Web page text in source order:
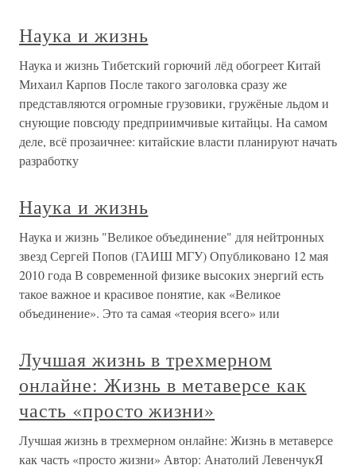
Наука и жизнь
Наука и жизнь Тибетский горючий лёд обогреет Китай
Михаил Карпов После такого заголовка сразу же
представляются огромные грузовики, гружёные льдом и
снующие повсюду предприимчивые китайцы. На самом
деле, всё прозаичнее: китайские власти планируют начать
разработку
Наука и жизнь
Наука и жизнь "Великое объединение" для нейтронных
звезд Сергей Попов (ГАИШ МГУ) Опубликовано 12 мая
2010 года В современной физике высоких энергий есть
такое важное и красивое понятие, как «Великое
объединение». Это та самая «теория всего» или
Лучшая жизнь в трехмерном
онлайне: Жизнь в метаверсе как
часть «просто жизни»
Лучшая жизнь в трехмерном онлайне: Жизнь в метаверсе
как часть «просто жизни» Автор: Анатолий ЛевенчукЯ